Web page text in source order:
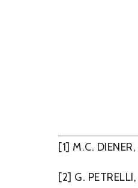
[1] M.C. DIENER,
[2] G. PETRELLI,